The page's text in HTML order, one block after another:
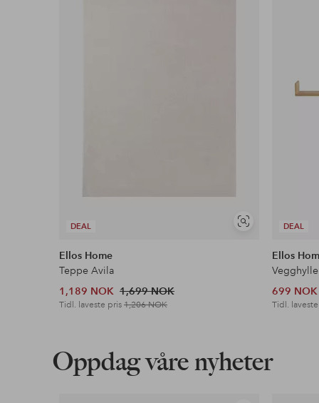
DEAL
Vis
Ellos Home
Teppe Avila
1,189 NOK 1,699 NOK
Tidl. laveste pris1,206 NOK
DEAL
Ellos
Vegghylle
699 NOK
Tidl.
Oppdag våre nyheter